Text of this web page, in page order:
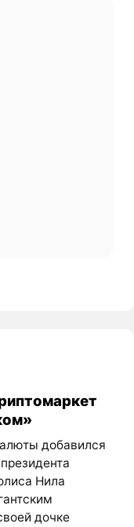
добавился
Нила
дочке